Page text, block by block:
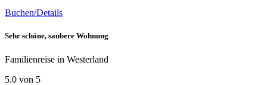
Buchen/Details
Sehr schöne, saubere Wohnung
Familienreise in Westerland
5.0 von 5